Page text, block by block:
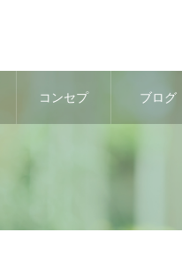
コンセプ ブログ